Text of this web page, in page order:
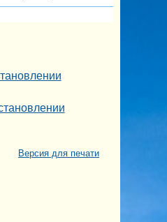
Версия для печати